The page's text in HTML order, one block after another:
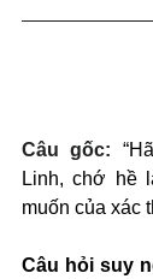
Câu gốc:
Linh, chớ hề
muốn của xác
Câu hỏi suy